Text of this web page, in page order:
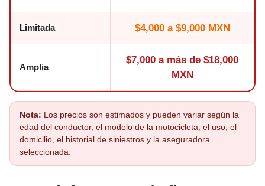
Limitada $4,000 a $9,000 MXN
Amplia
$7,000 a más de $18,000
MXN
Nota: Los precios son estimados y pueden variar según la
edad del conductor, el modelo de la motocicleta, el uso, el
domicilio, el historial de siniestros y la aseguradora
seleccionada.